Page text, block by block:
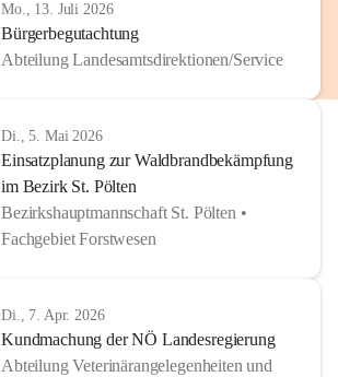
Mo., 13. Juli 2026
Bürgerbegutachtung
Abteilung Landesamtsdirektionen/Service
Di., 5. Mai 2026
Einsatzplanung zur Waldbrandbekämpfung
im Bezirk St. Pölten
Bezirkshauptmannschaft St. Pölten •
Fachgebiet Forstwesen
Di., 7. Apr. 2026
Kundmachung der NÖ Landesregierung
Abteilung Veterinärangelegenheiten und